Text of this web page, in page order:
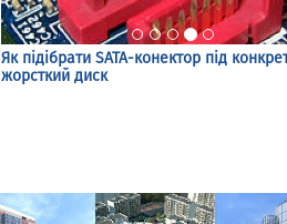
Flying Spur Speed Azure: ексклюзивна
потужність та спортивний характер